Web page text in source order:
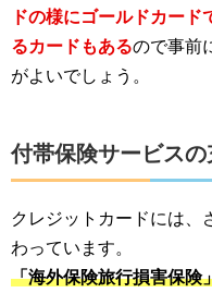
ドの様にゴールドカー
るカードもあるので事前
がよいでしょう。
付帯保険サービスの
クレジットカードには、
わっています。
「海外保険旅行損害保険